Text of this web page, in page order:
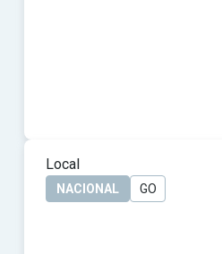
Local
NACIONAL GO